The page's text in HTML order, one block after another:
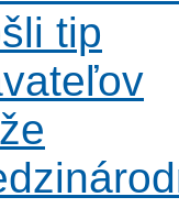
tip